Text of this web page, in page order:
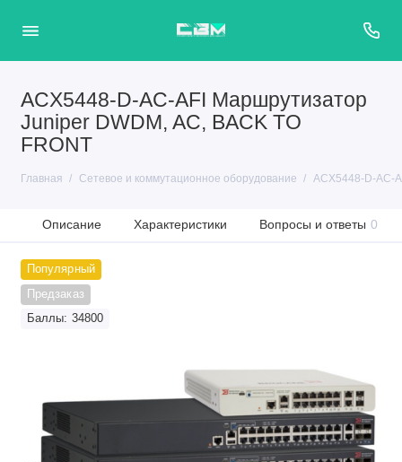
ACX5448-D-AC-AFI Маршрутизатор
Juniper DWDM, AC, BACK TO
FRONT
Главная Сетевое и коммутационное оборудование ACX5448-D-AC-
Описание Характеристики Вопросы и ответы 0
Популярный
Предзаказ
Баллы: 34800